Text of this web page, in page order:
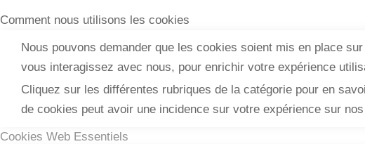
Comment nous utilisons les cookies
Nous pouvons demander que les cookies soient mis en place
vous interagissez avec nous, pour enrichir votre expérience
Cliquez sur les différentes rubriques de la catégorie pour en
de cookies peut avoir une incidence sur votre expérience sur
Cookies Web Essentiels